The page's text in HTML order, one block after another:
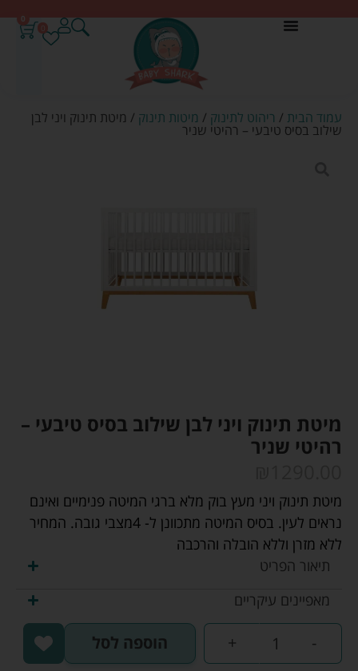
0
עמוד הבית / ריהוט לתינוק / מיטות תינוק / מיטת תינוק ויני לבן
שילוב בסיס טיבעי – רהיטי שניר
מיטת תינוק ויני לבן שילוב בסיס טיבעי –
רהיטי שניר
מיטת תינוק ויני מעץ בוק מלא ברגי המיטה פנימיים ואינם
נראים לעין. בסיס המיטה מתכוונן ל- 4מצבי גובה. המחיר
ללא מזרן וללא הובלה והרכבה
תיאור הפריט
מאפיינים עיקריים
-
+ הוספה לסל